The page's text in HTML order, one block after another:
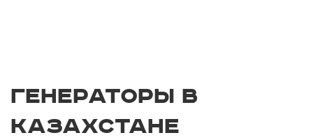
Генераторы в
Казахстане